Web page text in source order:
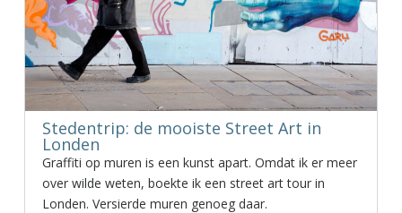
Stedentrip: de mooiste Street Art in
Londen
Graffiti op muren is een kunst apart. Omdat ik er meer
over wilde weten, boekte ik een street art tour in
Londen. Versierde muren genoeg daar.